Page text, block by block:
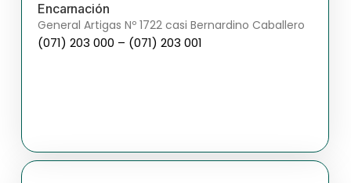
Encarnación
General Artigas Nº 1722 casi Bernardino Caballero
(071) 203 000 – (071) 203 001